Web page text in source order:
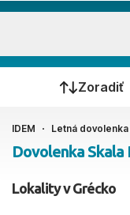
Kedy cestujete?
Ako cestujete?
2 dospelí, 0 deti
Zoradiť
IDEM Letná dovolenka
Dovolenka
Lokality v Grécko